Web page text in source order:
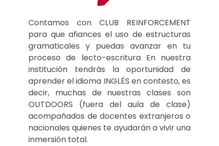
Contamos con CLUB REINFORCEMENT
para que afiances el uso de estructuras
gramaticales y puedas avanzar en tu
proceso de lecto-escritura En nuestra
institución tendrás la oportunidad de
aprender el idioma INGLÉS en contesto, es
decir, muchas de nuestras clases son
OUTDOORS (fuera del aula de clase)
acompañados de docentes extranjeros o
nacionales quienes te ayudarán a vivir una
inmersión total.